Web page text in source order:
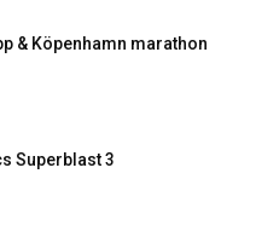
& Köpenhamn marathon
Superblast 3